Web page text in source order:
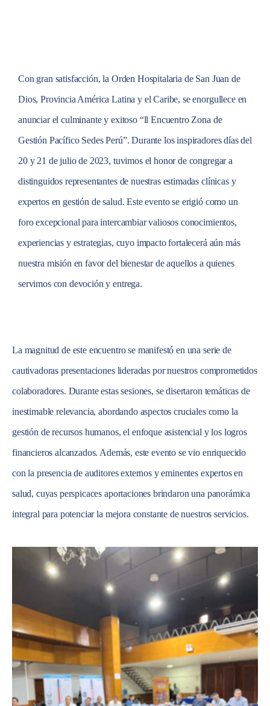
Con gran satisfacción, la Orden Hospitalaria de San Juan de
Dios, Provincia América Latina y el Caribe, se enorgullece en
anunciar el culminante y exitoso “ll Encuentro Zona de
Gestión Pacífico Sedes Perú”. Durante los inspiradores días del
20 y 21 de julio de 2023, tuvimos el honor de congregar a
distinguidos representantes de nuestras estimadas clínicas y
expertos en gestión de salud. Este evento se erigió como un
foro excepcional para intercambiar valiosos conocimientos,
experiencias y estrategias, cuyo impacto fortalecerá aún más
nuestra misión en favor del bienestar de aquellos a quienes
servimos con devoción y entrega.
La magnitud de este encuentro se manifestó en una serie de
cautivadoras presentaciones lideradas por nuestros comprometidos
colaboradores. Durante estas sesiones, se disertaron temáticas de
inestimable relevancia, abordando aspectos cruciales como la
gestión de recursos humanos, el enfoque asistencial y los logros
financieros alcanzados. Además, este evento se vio enriquecido
con la presencia de auditores externos y eminentes expertos en
salud, cuyas perspicaces aportaciones brindaron una panorámica
integral para potenciar la mejora constante de nuestros servicios.